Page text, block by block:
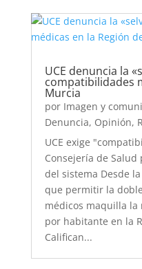
UCE denuncia la
compatibilidades
Murcia
por Imagen y
Denuncia, Opinión,
UCE exige
Consejería de
del sistema Desde
que permitir la
médicos maquilla
por habitante en la
Califican...